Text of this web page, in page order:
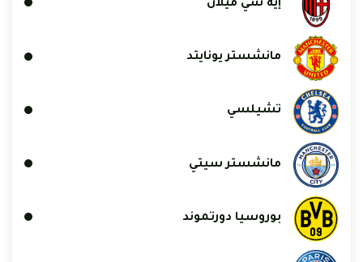
إيه سي ميلان
مانشستر يونايتد
تشيلسي
مانشستر سيتي
بوروسيا دورتموند